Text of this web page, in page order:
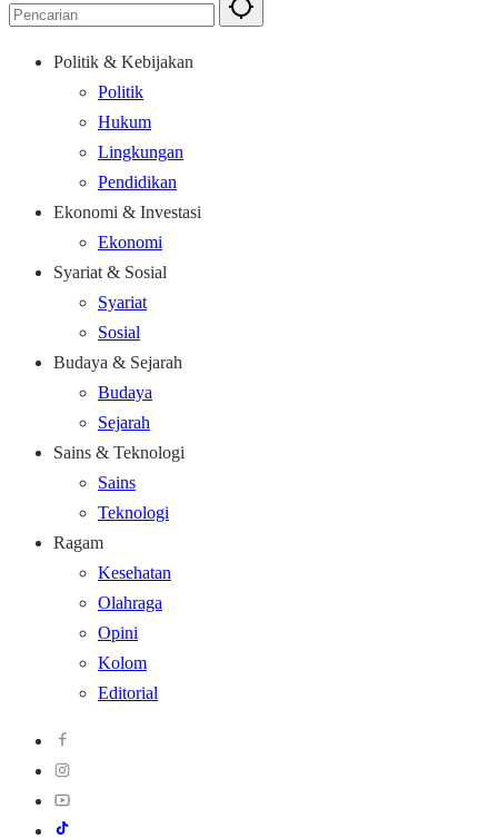
Politik & Kebijakan
Politik
Hukum
Lingkungan
Pendidikan
Ekonomi & Investasi
Ekonomi
Syariat & Sosial
Syariat
Sosial
Budaya & Sejarah
Budaya
Sejarah
Sains & Teknologi
Sains
Teknologi
Ragam
Kesehatan
Olahraga
Opini
Kolom
Editorial